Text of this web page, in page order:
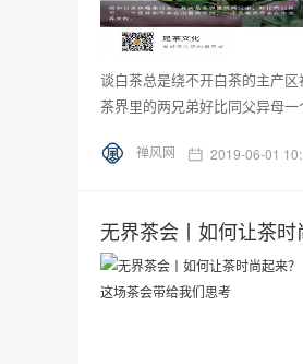
谈白茶总是绕不开白茶的主产
茶界里的两兄弟好比同父异母
禅风网 2019-06-01
无界茶会丨如何让茶